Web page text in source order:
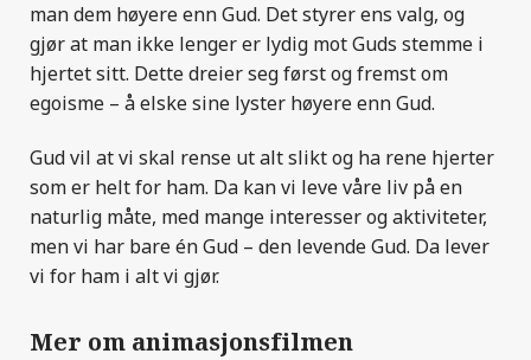
man dem høyere enn Gud. Det styrer ens valg, og
gjør at man ikke lenger er lydig mot Guds stemme i
hjertet sitt. Dette dreier seg først og fremst om
egoisme – å elske sine lyster høyere enn Gud.
Gud vil at vi skal rense ut alt slikt og ha rene hjerter
som er helt for ham. Da kan vi leve våre liv på en
naturlig måte, med mange interesser og aktiviteter,
men vi har bare én Gud – den levende Gud. Da lever
vi for ham i alt vi gjør.
Mer om animasjonsfilmen